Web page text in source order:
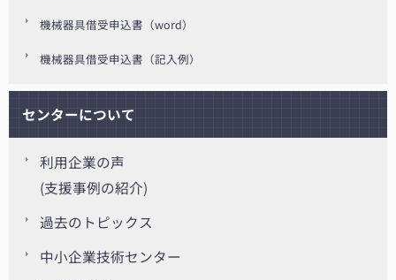
機械器具借受申込書（word）
機械器具借受申込書（記入例）
センターについて
利用企業の声
(支援事例の紹介)
過去のトピックス
中小企業技術センター